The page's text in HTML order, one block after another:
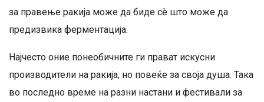
за правење ракија може да биде сè што може да
предизвика ферментација.
Најчесто оние понеобичните ги прават искусни
производители на ракија, но повеќе за своја душа. Така
во последно време на разни настани и фестивали за